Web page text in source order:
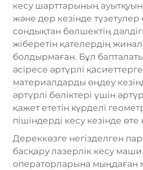
кесу шарттарының
және дер кезінде түзетулер
сондықтан бөлшектің
жіберетін қателердің
болдырмаған. Бұл
әсіресе әртүрлі
материалдарды өңдеу
әртүрлі бөліктері үшін
қажет ететін күрделі
пішіндерді кесу кезінде өте
Дереккөзге негізделген
басқару лазерлік кесу
операторларына мыңдаған